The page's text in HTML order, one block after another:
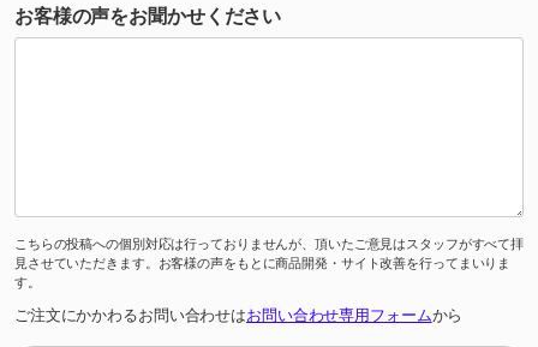
お客様の声をお聞かせください
こちらの投稿への個別対応は行っておりませんが、頂いたご意見はスタッフがすべて拝
見させていただきます。お客様の声をもとに商品開発・サイト改善を行ってまいりま
す。
ご注文にかかわるお問い合わせはお問い合わせ専用フォームから